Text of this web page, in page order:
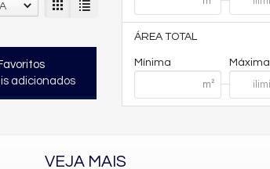
ÁREA TOTAL
Mínima Máxima
adicionados
VEJA MAIS